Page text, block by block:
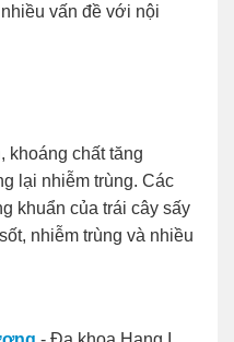
vấn đề với nội
khoáng chất tăng
lại nhiễm trùng. Các
khuẩn của trái cây sấy
nhiễm trùng và nhiều